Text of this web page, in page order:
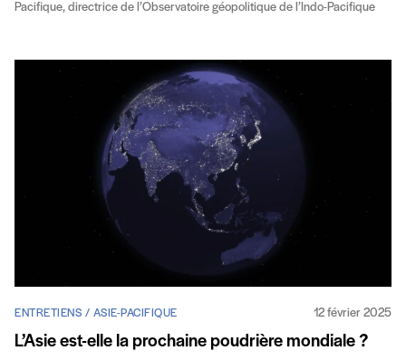
Pacifique, directrice de l’Observatoire géopolitique de l’Indo-Pacifique
ENTRETIENS / ASIE-PACIFIQUE 12 février 2025
L’Asie est-elle la prochaine poudrière mondiale ?